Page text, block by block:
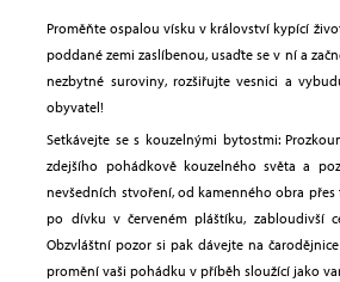
Proměňte ospalou vísku v království kypící
poddané zemi zaslíbenou, usaďte se v ní a
nezbytné suroviny, rozšiřujte vesnici a
obyvatel!
Setkávejte se s kouzelnými bytostmi:
zdejšího pohádkově kouzelného světa a
nevšedních stvoření, od kamenného obra
po dívku v červeném pláštíku, zabloudivší
Obzvláštní pozor si pak dávejte na
promění vaši pohádku v příběh sloužící jako